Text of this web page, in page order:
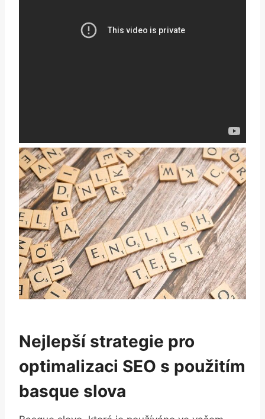
Nejlepší strategie pro
optimalizaci SEO s použitím
basque slova